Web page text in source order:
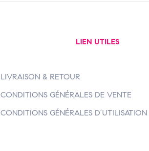
LIEN UTILES
LIVRAISON & RETOUR
CONDITIONS GÉNÉRALES DE VENTE
CONDITIONS GÉNÉRALES D’UTILISATION